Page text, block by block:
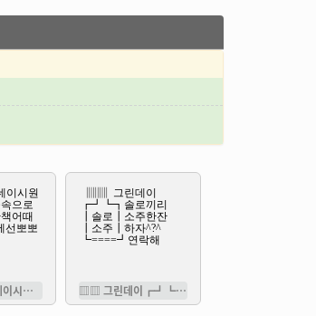
8월14일그린데이시원하고조용한숲속으로 ▥▥ 그린데이┏┛┗┓솔로끼리┃솔